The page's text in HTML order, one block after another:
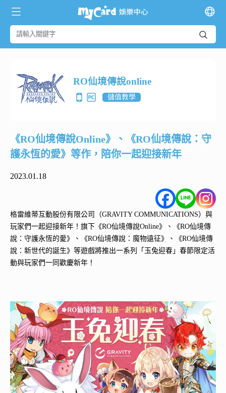
RO仙境傳說online
儲值教學
《RO仙境傳說Online》、《RO仙境傳說：守
護永恆的愛》等作，陪你一起迎接新年
2023.01.18
格雷維蒂互動股份有限公司（GRAVITY COMMUNICATIONS）與
玩家們一起迎接新年 ！旗下《RO仙境傳說Online》、《RO仙境傳
說：守護永恆的愛》、《RO仙境傳說：魔物遠征》、《RO仙境傳
說：新世代的誕生》等遊戲將推出一系列「玉兔迎春」春節限定活
動與玩家們一同歡慶新年！